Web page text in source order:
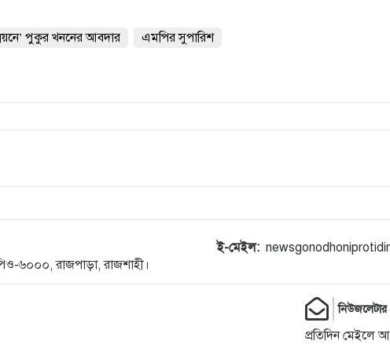
পুকুর খননের আবদার এমপির সুপারিশ
৬০০০, রাজপাড়া, রাজশাহী।
ই-মেইল:
নিউজলেটার
প্রতিদিন মেইলে